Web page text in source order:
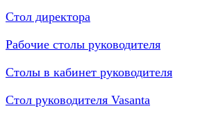
Стол директора
Рабочие столы руководителя
Столы в кабинет руководителя
Стол руководителя Vasanta